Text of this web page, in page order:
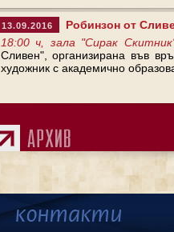
13.09.2016
Робинзон от
18:00 ч, зала "Сирак
Сливен", организирана във
художник с академично